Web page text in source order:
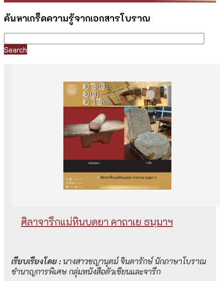
ค้นหาเกร็ดความรู้จากเอกสารโบราณ
Search
ศิลาจารึกแม่หินบดยา คาถาเย ธมฺมาฯ
เรียบเรียงโดย : นางสาวชญานุตม์ จินดารักษ์ นักภาษาโบราณ
ชำนาญการพิเศษ กลุ่มหนังสือตัวเขียนและจารึก